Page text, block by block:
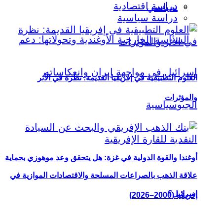
سياسي
أوغندا والقوة الدولية في غزة: هل يتحقق وعد موهوزي بحماية
إسرائيل؟
دراسة اقتصادية
دراسة سياسية
العلوم التطبيقية في إفريقيا القديمة: نظرة في الأثر
والمؤثرات
علاقة الذهب بالصراعات المسلحة والاقتصادات الموازية في
إفريقيا (2000–2026)